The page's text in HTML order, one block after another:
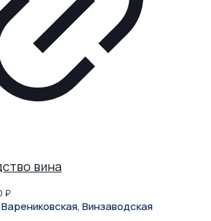
вина
₽
Винзаводская